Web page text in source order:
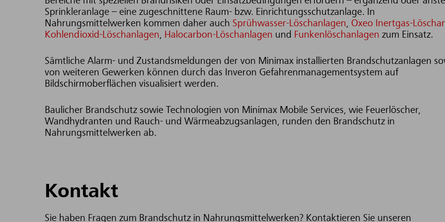
Sprinkleranlage – eine zugeschnittene Raum- bzw. Einrichtungsschutzanlage. In
Nahrungsmittelwerken kommen daher auch Sprühwasser-Löschanlagen, Oxeo Inertgas-
Kohlendioxid-Löschanlagen, Halocarbon-Löschanlagen und Funkenlöschanlagen zum Einsatz.
Sämtliche Alarm- und Zustandsmeldungen der von Minimax installierten Brandschutzanlagen
von weiteren Gewerken können durch das Inveron Gefahrenmanagementsystem auf
Bildschirmoberflächen visualisiert werden.
Baulicher Brandschutz sowie Technologien von Minimax Mobile Services, wie Feuerlöscher,
Wandhydranten und Rauch- und Wärmeabzugsanlagen, runden den Brandschutz in
Nahrungsmittelwerken ab.
Kontakt
Sie haben Fragen zum Brandschutz in Nahrungsmittelwerken? Kontaktieren Sie unseren